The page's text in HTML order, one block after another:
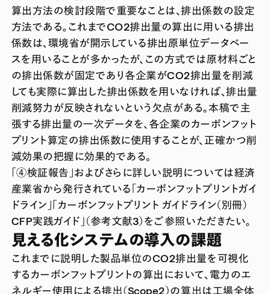
算出方法の検討段階で重要なことは、排出係数の設定
方法である。これまでCO2排出量の算出に用いる排出
係数は、環境省が開示している排出原単位データベー
スを用いることが多かったが、この方式では原材料ごと
の排出係数が固定であり各企業がCO2排出量を削減
しても実際に算出した排出係数を用いなければ、排出量
削減努力が反映されないという欠点がある。本稿で主
張する排出量の一次データを、各企業のカーボンフット
プリント算定の排出係数に使用することが、正確かつ削
減効果の把握に効果的である。
「④検証報告」およびさらに詳しい説明については経済
産業省から発行されている「カーボンフットプリントガイ
ドライン」「カーボンフットプリント ガイドライン（別冊）
CFP実践ガイド」（参考文献3）をご参照いただきたい。
見える化システムの導入の課題
これまでに説明した製品単位のCO2排出量を可視化
するカーボンフットプリントの算出において、電力のエ
ネルギー使用による排出（Scope2）の算出は工場全体